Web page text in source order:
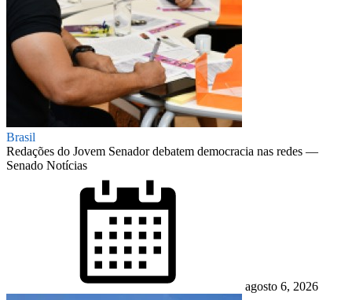
Brasil
Redações do Jovem Senador debatem democracia nas redes —
Senado Notícias
agosto 6, 2026